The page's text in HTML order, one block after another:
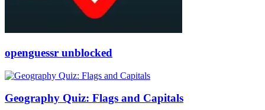
openguessr unblocked
Geography Quiz: Flags and Capitals